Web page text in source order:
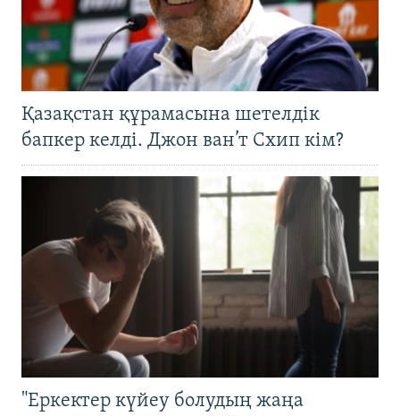
Қазақстан құрамасына шетелдік
бапкер келді. Джон ван’т Схип кім?
"Еркектер күйеу болудың жаңа